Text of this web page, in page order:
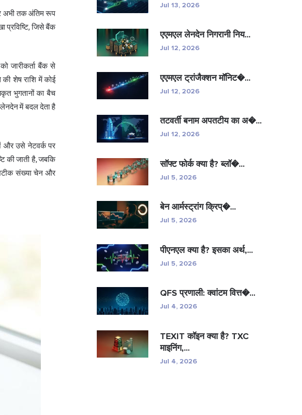
अभी तक अंतिम रूप
प्रविष्टि, जिसे बैंक
जारीकर्ता बैंक से
शेष राशि में कोई
भुगतानों का बैच
में बदल देता है
और उसे नेटवर्क पर
की जाती है, जबकि
संख्या चेन और
Jul 13, 2026
एएमएल लेनदेन निगरानी निय...
Jul 12, 2026
एएमएल ट्रांजैक्शन मॉनिट�...
Jul 12, 2026
तटवर्ती बनाम अपतटीय का अ�...
Jul 12, 2026
सॉफ्ट फोर्क क्या है? ब्लॉ�...
Jul 5, 2026
बेन आर्मस्ट्रांग क्रिप्�...
Jul 5, 2026
पीएनएल क्या है? इसका अर्थ,...
Jul 5, 2026
QFS प्रणाली: क्वांटम वित्त�...
Jul 4, 2026
TEXIT कॉइन क्या है? TXC
माइनिंग,...
Jul 4, 2026